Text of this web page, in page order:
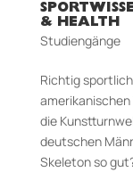
& HEALTH
Studiengänge
Richtig
amerikanischen
die
deutschen
Skeleton so